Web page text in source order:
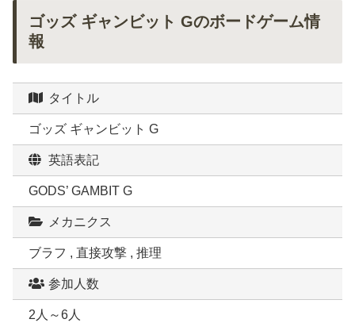
ゴッズ ギャンビット Gのボードゲーム情
報
タイトル
ゴッズ ギャンビット G
英語表記
GODS’ GAMBIT G
メカニクス
ブラフ , 直接攻撃 , 推理
参加人数
2人～6人